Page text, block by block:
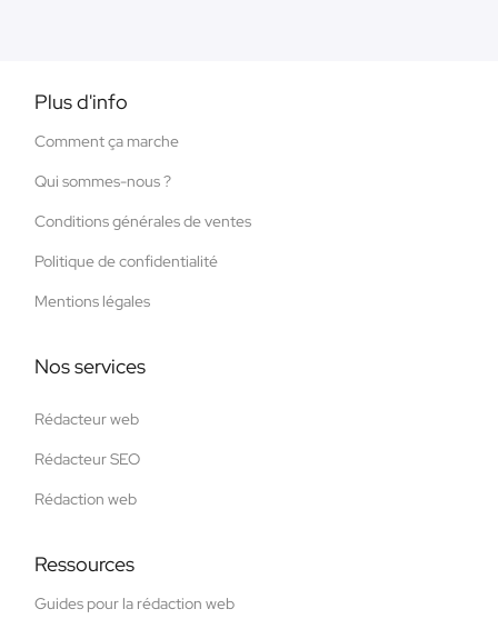
Plus d'info
Comment ça marche
Qui sommes-nous ?
Conditions générales de ventes
Politique de confidentialité
Mentions légales
Nos services
Rédacteur web
Rédacteur SEO
Rédaction web
Ressources
Guides pour la rédaction web